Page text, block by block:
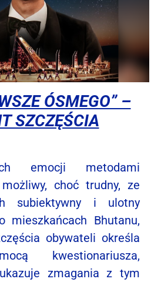
ÓSMEGO” –
SZCZĘŚCIA
emocji metodami
choć trudny, ze
subiektywny i ulotny
mieszkańcach Bhutanu,
obywateli określa
kwestionariusza,
zmagania z tym